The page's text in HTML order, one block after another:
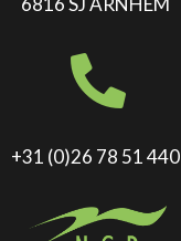

+31 (0)26 78 51 440